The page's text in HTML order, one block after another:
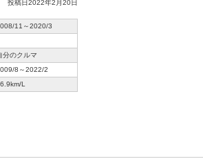
投稿日2022年2月20日
11～2020/3
分のクルマ
8～2022/2
L